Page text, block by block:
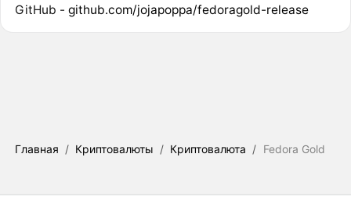
GitHub - github.com/jojapoppa/fedoragold-release
Главная / Криптовалюты / Криптовалюта / Fedora Gold